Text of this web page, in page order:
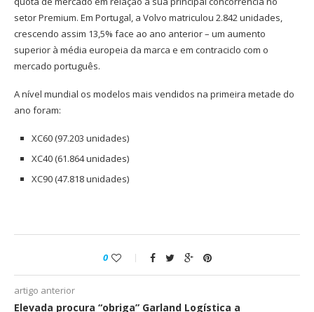
setor Premium. Em Portugal, a Volvo matriculou 2.842 unidades,
crescendo assim 13,5% face ao ano anterior – um aumento
superior à média europeia da marca e em contraciclo com o
mercado português.
A nível mundial os modelos mais vendidos na primeira metade do
ano foram:
XC60 (97.203 unidades)
XC40 (61.864 unidades)
XC90 (47.818 unidades)
0
artigo anterior
Elevada procura “obriga” Garland Logística a